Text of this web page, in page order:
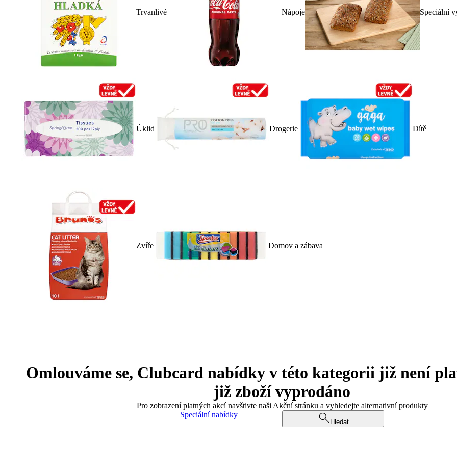
Trvanlivé Nápoje Speciální
Úklid Drogerie Dítě
Zvíře Domov a zábava
Omlouváme se, Clubcard nabídky v této kategorii již není
již zboží vyprodáno
Pro zobrazení platných akcí navštivte naši Akční stránku a vyhledejte alternativní produkty
Speciální nabídky
Hledat